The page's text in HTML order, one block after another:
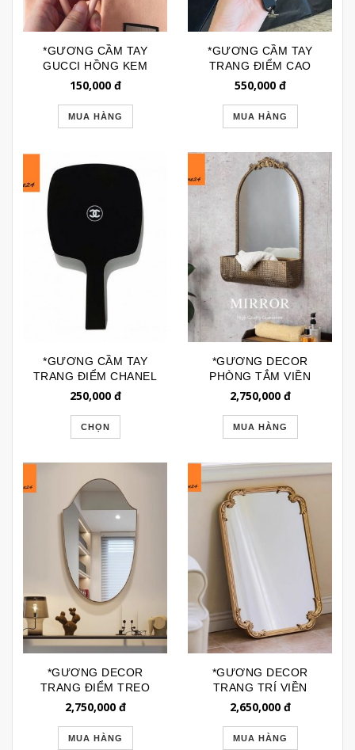
*GƯƠNG CẦM TAY
GUCCI HỒNG KEM
GTD195
150,000đ
MUA HÀNG
*GƯƠNG CẦM TAY
TRANG ĐIỂM CAO
CẤP DIOR GTD202
550,000đ
MUA HÀNG
*GƯƠNG CẦM TAY
TRANG ĐIỂM CHANEL
GTD174
250,000đ
CHỌN
*GƯƠNG DECOR
PHÒNG TẮM VIỀN
ĐỒNG VINTAGE
2,750,000đ
MUA HÀNG
*GƯƠNG DECOR
TRANG ĐIỂM TREO
TƯỜNG VIỀN INOX
2,750,000đ
MUA HÀNG
*GƯƠNG DECOR
TRANG TRÍ VIỀN
ĐỒNG KIỂU PHÁP CAO
2,650,000đ
MUA HÀNG